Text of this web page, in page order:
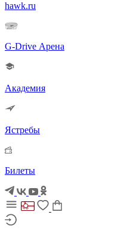
hawk.ru
G-Drive Арена
Академия
Ястребы
Билеты